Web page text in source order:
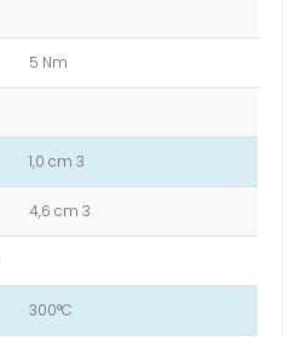
5 Nm
1,0 cm 3
4,6 cm 3
300°C